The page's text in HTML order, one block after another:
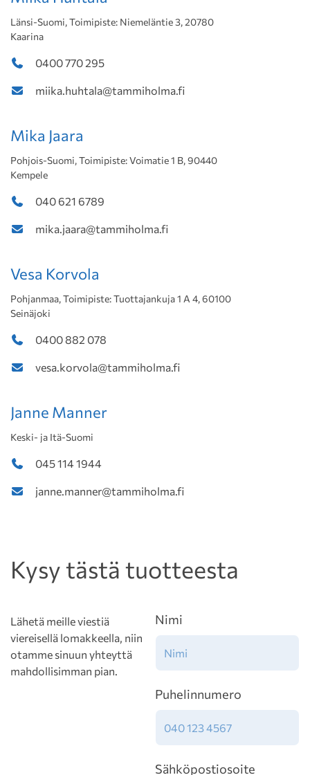
Länsi-Suomi, Toimipiste: Niemeläntie 3, 20780
Kaarina
0400 770 295
miika.huhtala@tammiholma.fi
Mika Jaara
Pohjois-Suomi, Toimipiste: Voimatie 1 B, 90440
Kempele
040 621 6789
mika.jaara@tammiholma.fi
Vesa Korvola
Pohjanmaa, Toimipiste: Tuottajankuja 1 A 4, 60100
Seinäjoki
0400 882 078
vesa.korvola@tammiholma.fi
Janne Manner
Keski- ja Itä-Suomi
045 114 1944
janne.manner@tammiholma.fi
Kysy tästä tuotteesta
Lähetä meille viestiä
viereisellä lomakkeella, niin
otamme sinuun yhteyttä
mahdollisimman pian.
Nimi
Puhelinnumero
Sähköpostiosoite